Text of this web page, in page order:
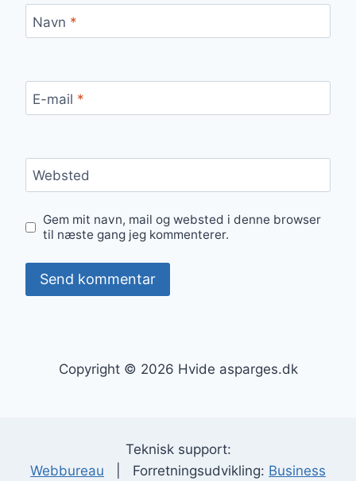
Navn *
E-mail *
Websted
Gem mit navn, mail og websted i denne browser
til næste gang jeg kommenterer.
Copyright © 2026 Hvide asparges.dk
Teknisk support:
Webbureau | Forretningsudvikling: Business